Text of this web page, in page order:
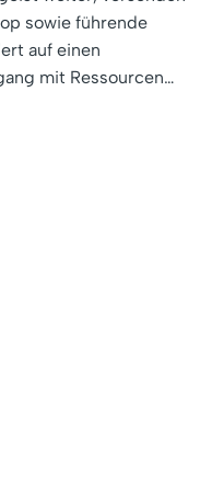
sowie führende
auf einen
mit Ressourcen…